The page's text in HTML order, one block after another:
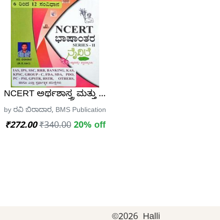
ಸಿ.ಕೇಶವ ಸ್ಪರ್ಧಾ ಉನ್ನತಿ
ಪ್ರಶ್ನೋತ್ತರ ಮಾಲಿಕೆ -ನಿಂಗಪ್ಪ ಎ.ಎಚ್
NCERT ಅರ್ಥಶಾಸ್ತ್ರ ಮತ್ತು ಸಂವಿಧಾನ | ಭಾಷಾಂತರ
by ರವಿ ಬಿರಾದಾರ, BMS Publications
₹272.00 ₹340.00 20% off